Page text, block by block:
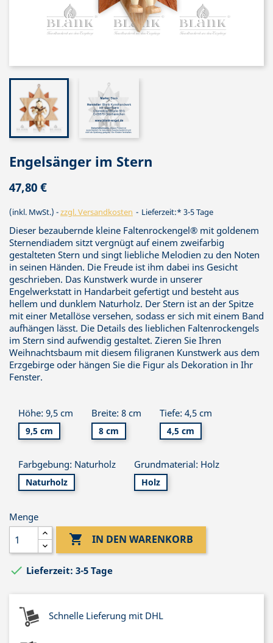
Engelsänger im Stern
47,80 €
(inkl. MwSt.) zzgl. Versandkosten Lieferzeit:* 3-5 Tage
Dieser bezaubernde kleine Faltenrockengel® mit goldenem
Sternendiadem sitzt vergnügt auf einem zweifarbig
gestalteten Stern und singt liebliche Melodien zu den Noten
in seinen Händen. Die Freude ist ihm dabei ins Gesicht
geschrieben. Das Kunstwerk wurde in unserer
Engelwerkstatt in Handarbeit gefertigt und besteht aus
hellem und dunklem Naturholz. Der Stern ist an der Spitze
mit einer Metallöse versehen, sodass er sich mit einem Band
aufhängen lässt. Die Details des lieblichen Faltenrockengels
im Stern sind aufwendig gestaltet. Zieren Sie Ihren
Weihnachtsbaum mit diesem filigranen Kunstwerk aus dem
Erzgebirge oder hängen Sie die Figur als Dekoration in Ihr
Fenster.
Höhe: 9,5 cm
9,5 cm
Breite: 8 cm
8 cm
Tiefe: 4,5 cm
4,5 cm
Farbgebung: Naturholz
Naturholz
Grundmaterial: Holz
Holz
Menge
 IN DEN WARENKORB
 Lieferzeit: 3-5 Tage
Schnelle Lieferung mit DHL